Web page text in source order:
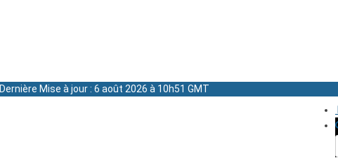
Dernière Mise à jour : 6 août 2026 à 10h51 GMT